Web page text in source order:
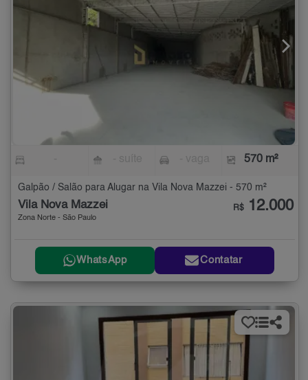
570 m²
Galpão / Salão para Alugar na Vila Nova Mazzei - 570 m²
Vila Nova Mazzei
Zona Norte - São Paulo
R$ 12.000
WhatsApp Contatar